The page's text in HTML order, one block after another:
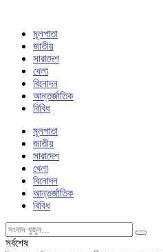
মূলপাতা
জাতীয়
সারাদেশ
খেলা
বিনোদন
আন্তর্জাতিক
বিবিধ
মূলপাতা
জাতীয়
সারাদেশ
খেলা
বিনোদন
আন্তর্জাতিক
বিবিধ
সর্বশেষ